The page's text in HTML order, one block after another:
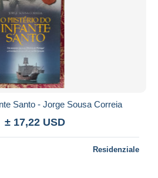
Santo - Jorge Sousa Correia
± 17,22 USD
Residenziale